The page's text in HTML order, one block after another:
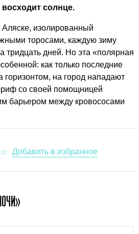
восходит солнце.
Аляске, изолированный
торосами, каждую зиму
тридцать дней. Но эта «полярная
как только последние
горизонтом, на город нападают
со своей помощницей
барьером между кровососами